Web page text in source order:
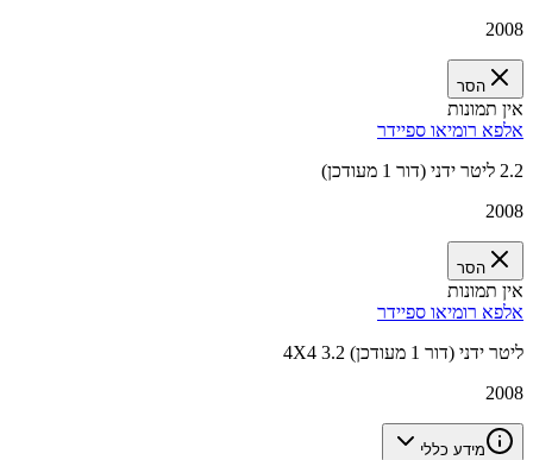
2008
הסר
אין תמונות
אלפא רומיאו ספיידר
2.2 ליטר ידני (דור 1 מעודכן)
2008
הסר
אין תמונות
אלפא רומיאו ספיידר
4X4 3.2 ליטר ידני (דור 1 מעודכן)
2008
מידע כללי